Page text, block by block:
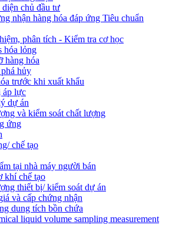
chủ đầu tư
nhận hàng hóa đáp ứng Tiêu chuẩn
phân tích - Kiểm tra cơ học
hóa lỏng
hàng hóa
hủy
trước khi xuất khẩu
áp lực
dự án
và kiểm soát chất lượng
ứng
chế tạo
tại nhà máy người bán
khí chế tạo
thiết bị/ kiểm soát dự án
và cấp chứng nhận
dung tích bồn chứa
liquid volume sampling measurement